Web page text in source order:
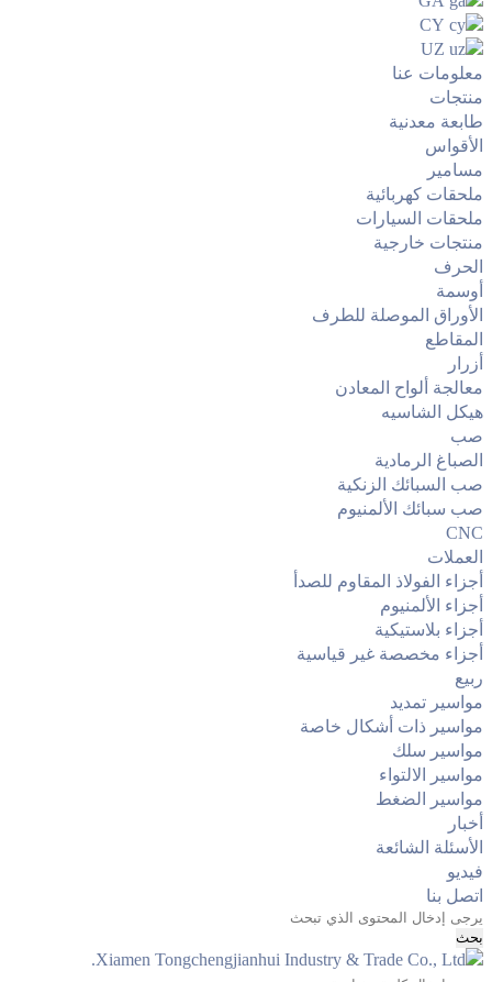
معلومات عنا
منتجات
طابعة معدنية
الأقواس
مسامير
ملحقات كهربائية
ملحقات السيارات
منتجات خارجية
الحرف
أوسمة
الأوراق الموصلة للطرف
المقاطع
أزرار
معالجة ألواح المعادن
هيكل الشاسيه
صب
الصباغ الرمادية
صب السبائك الزنكية
صب سبائك الألمنيوم
CNC
العملات
أجزاء الفولاذ المقاوم للصدأ
أجزاء الألمنيوم
أجزاء بلاستيكية
أجزاء مخصصة غير قياسية
ربيع
مواسير تمديد
مواسير ذات أشكال خاصة
مواسير سلك
مواسير الالتواء
مواسير الضغط
أخبار
الأسئلة الشائعة
فيديو
اتصل بنا
بحث